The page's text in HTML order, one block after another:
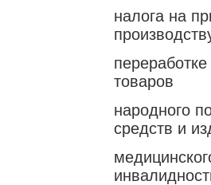
налога на
товаров
народного
средств и